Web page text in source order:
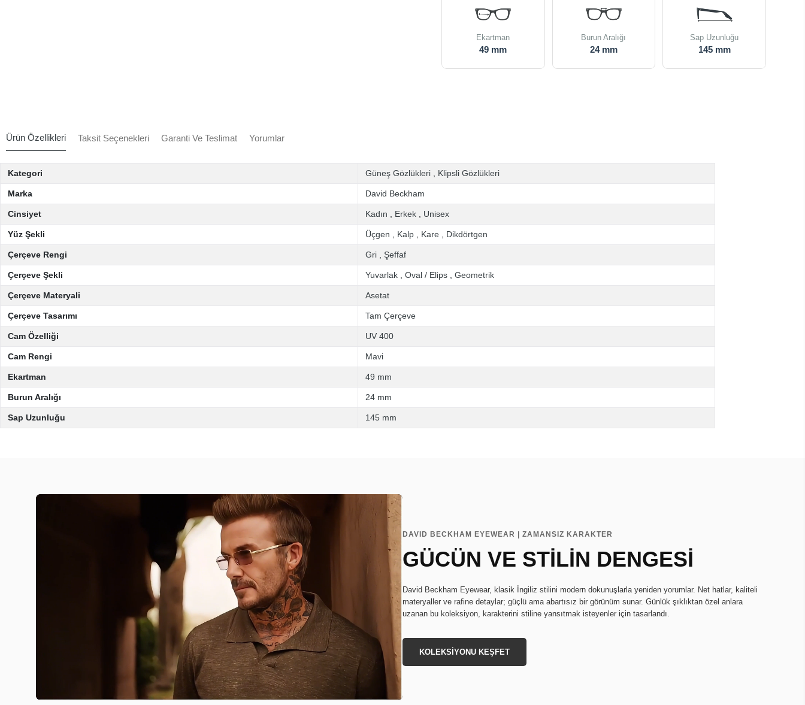
Ekartman
49 mm
Burun Aralığı
24 mm
Sap Uzunluğu
145 mm
Ürün Özellikleri Taksit Seçenekleri Garanti Ve Teslimat Yorumlar
Kategori Güneş Gözlükleri Klipsli Gözlükleri
Marka David Beckham
Cinsiyet Kadın Erkek Unisex
Yüz Şekli Üçgen Kalp Kare Dikdörtgen
Çerçeve Rengi Gri Şeffaf
Çerçeve Şekli Yuvarlak Oval / Elips Geometrik
Çerçeve Materyali Asetat
Çerçeve Tasarımı Tam Çerçeve
Cam Özelliği UV 400
Cam Rengi Mavi
Ekartman 49 mm
Burun Aralığı 24 mm
Sap Uzunluğu 145 mm
DAVID BECKHAM EYEWEAR | ZAMANSIZ KARAKTER
GÜCÜN VE STİLİN DENGESİ
David Beckham Eyewear, klasik İngiliz stilini modern dokunuşlarla yeniden yorumlar. Net hatlar, kaliteli
materyaller ve rafine detaylar; güçlü ama abartısız bir görünüm sunar. Günlük şıklıktan özel anlara
uzanan bu koleksiyon, karakterini stiline yansıtmak isteyenler için tasarlandı.
KOLEKSİYONU KEŞFET